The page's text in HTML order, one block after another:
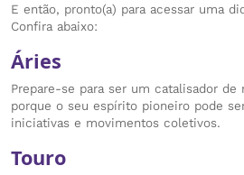
E então, pronto(a) para acessar uma
Confira abaixo:
Áries
Prepare-se para ser um catalisador de
porque o seu espírito pioneiro pode
iniciativas e movimentos coletivos.
Touro